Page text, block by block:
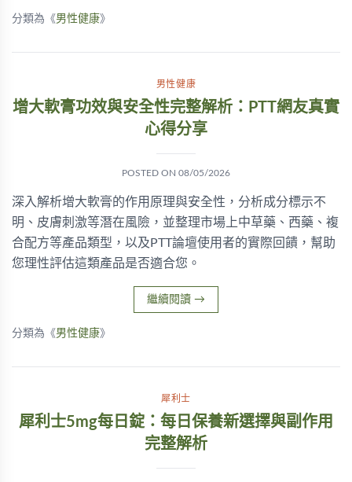
分類為《男性健康》
男性健康
增大軟膏功效與安全性完整解析：PTT網友真實
心得分享
POSTED ON 08/05/2026
深入解析增大軟膏的作用原理與安全性，分析成分標示不
明、皮膚刺激等潛在風險，並整理市場上中草藥、西藥、複
合配方等產品類型，以及PTT論壇使用者的實際回饋，幫助
您理性評估這類產品是否適合您。
繼續閱讀 →
分類為《男性健康》
犀利士
犀利士5mg每日錠：每日保養新選擇與副作用
完整解析